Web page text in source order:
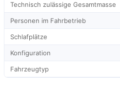
Technisch zulässige Gesamtmasse
Personen im Fahrbetrieb
Schlafplätze
Konfiguration
Fahrzeugtyp